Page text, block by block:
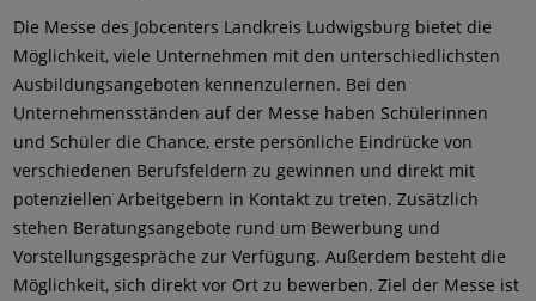
Die Messe des Jobcenters Landkreis Ludwigsburg bietet die
Möglichkeit, viele Unternehmen mit den unterschiedlichsten
Ausbildungsangeboten kennenzulernen. Bei den
Unternehmensständen auf der Messe haben Schülerinnen
und Schüler die Chance, erste persönliche Eindrücke von
verschiedenen Berufsfeldern zu gewinnen und direkt mit
potenziellen Arbeitgebern in Kontakt zu treten. Zusätzlich
stehen Beratungsangebote rund um Bewerbung und
Vorstellungsgespräche zur Verfügung. Außerdem besteht die
Möglichkeit, sich direkt vor Ort zu bewerben. Ziel der Messe ist